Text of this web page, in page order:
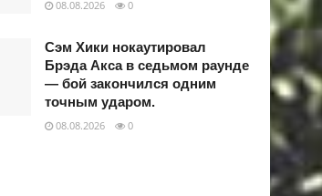
08.08.2026 0
Сэм Хики нокаутировал
Брэда Акса в седьмом раунде
— бой закончился одним
точным ударом.
08.08.2026 0